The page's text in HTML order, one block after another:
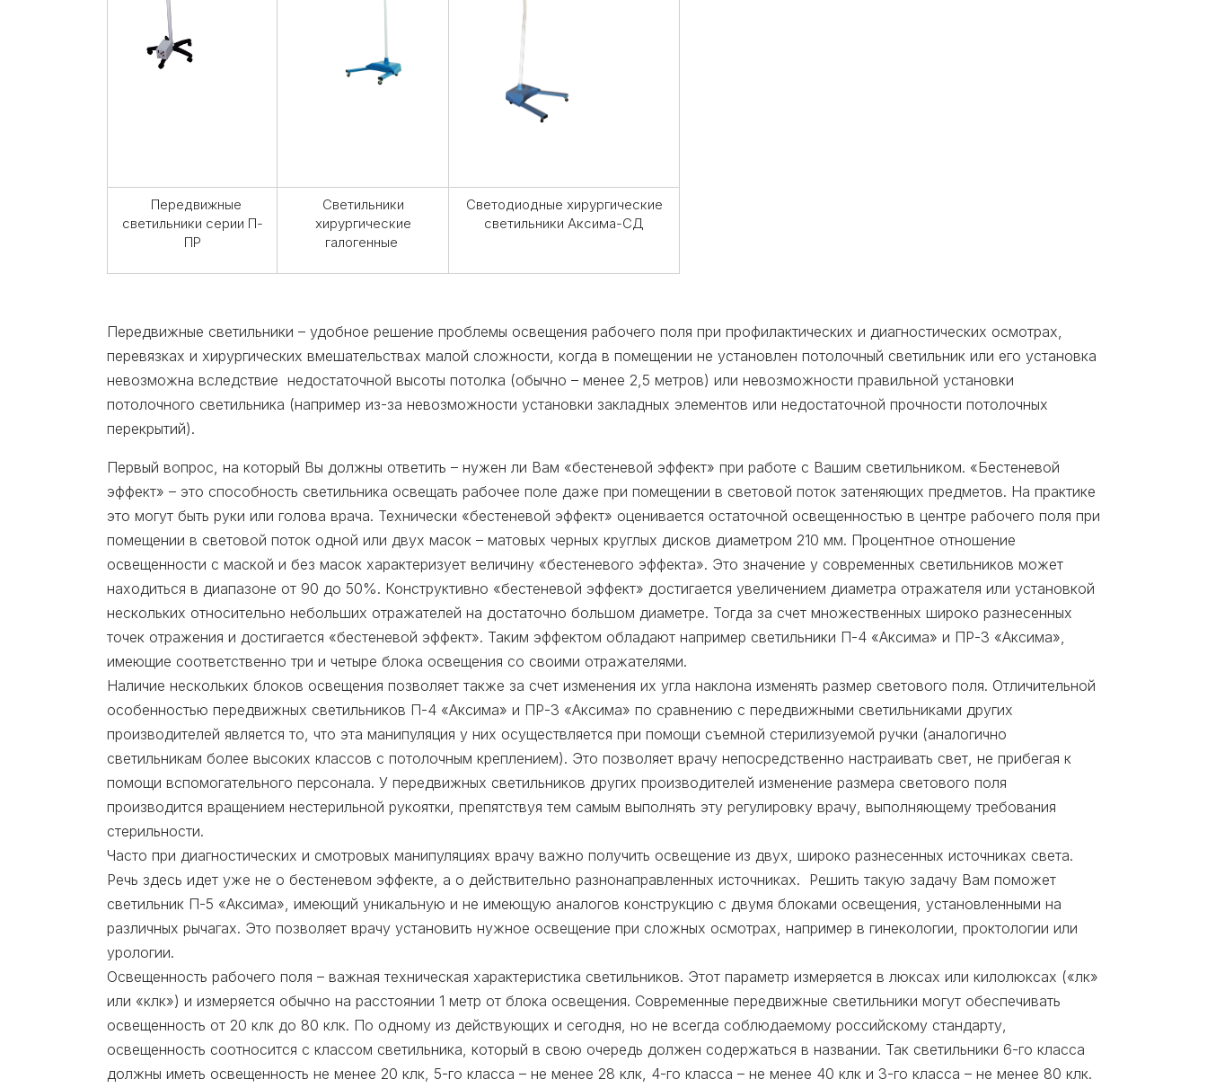
Передвижные
светильники серии П-
ПР
Светильники
хирургические
галогенные
Светодиодные хирургические
светильники Аксима-СД
Передвижные светильники – удобное решение проблемы освещения рабочего поля при профилактических и диагностических осмотрах,
перевязках и хирургических вмешательствах малой сложности, когда в помещении не установлен потолочный светильник или его установка
невозможна вследствие недостаточной высоты потолка (обычно – менее 2,5 метров) или невозможности правильной установки
потолочного светильника (например из-за невозможности установки закладных элементов или недостаточной прочности потолочных
перекрытий).
Первый вопрос, на который Вы должны ответить – нужен ли Вам «бестеневой эффект» при работе с Вашим светильником. «Бестеневой
эффект» – это способность светильника освещать рабочее поле даже при помещении в световой поток затеняющих предметов. На практике
это могут быть руки или голова врача. Технически «бестеневой эффект» оценивается остаточной освещенностью в центре рабочего поля при
помещении в световой поток одной или двух масок – матовых черных круглых дисков диаметром 210 мм. Процентное отношение
освещенности с маской и без масок характеризует величину «бестеневого эффекта». Это значение у современных светильников может
находиться в диапазоне от 90 до 50%. Конструктивно «бестеневой эффект» достигается увеличением диаметра отражателя или установкой
нескольких относительно небольших отражателей на достаточно большом диаметре. Тогда за счет множественных широко разнесенных
точек отражения и достигается «бестеневой эффект». Таким эффектом обладают например светильники П-4 «Аксима» и ПР-3 «Аксима»,
имеющие соответственно три и четыре блока освещения со своими отражателями.
Наличие нескольких блоков освещения позволяет также за счет изменения их угла наклона изменять размер светового поля. Отличительной
особенностью передвижных светильников П-4 «Аксима» и ПР-3 «Аксима» по сравнению с передвижными светильниками других
производителей является то, что эта манипуляция у них осуществляется при помощи съемной стерилизуемой ручки (аналогично
светильникам более высоких классов с потолочным креплением). Это позволяет врачу непосредственно настраивать свет, не прибегая к
помощи вспомогательного персонала. У передвижных светильников других производителей изменение размера светового поля
производится вращением нестерильной рукоятки, препятствуя тем самым выполнять эту регулировку врачу, выполняющему требования
стерильности.
Часто при диагностических и смотровых манипуляциях врачу важно получить освещение из двух, широко разнесенных источниках света.
Речь здесь идет уже не о бестеневом эффекте, а о действительно разнонаправленных источниках. Решить такую задачу Вам поможет
светильник П-5 «Аксима», имеющий уникальную и не имеющую аналогов конструкцию с двумя блоками освещения, установленными на
различных рычагах. Это позволяет врачу установить нужное освещение при сложных осмотрах, например в гинекологии, проктологии или
урологии.
Освещенность рабочего поля – важная техническая характеристика светильников. Этот параметр измеряется в люксах или килолюксах («лк»
или «клк») и измеряется обычно на расстоянии 1 метр от блока освещения. Современные передвижные светильники могут обеспечивать
освещенность от 20 клк до 80 клк. По одному из действующих и сегодня, но не всегда соблюдаемому российскому стандарту,
освещенность соотносится с классом светильника, который в свою очередь должен содержаться в названии. Так светильники 6-го класса
должны иметь освещенность не менее 20 клк, 5-го класса – не менее 28 клк, 4-го класса – не менее 40 клк и 3-го класса – не менее 80 клк.